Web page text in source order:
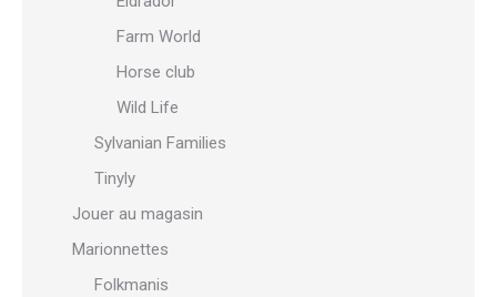
Farm World
Horse club
Wild Life
Sylvanian Families
Tinyly
Jouer au magasin
Marionnettes
Folkmanis